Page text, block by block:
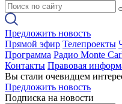
Предложить новость
Прямой эфир Телепроекты
Программа Радио Monte
Контакты Правовая
Вы стали очевидцем
Предложить новость
Подписка на новости